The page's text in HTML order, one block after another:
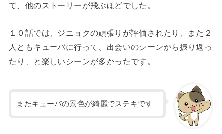
て、他のストーリーが飛ぶほどでした。
１０話では、ジニョクの頑張りが評価されたり、また２
人ともキューバに行って、出会いのシーンから振り返っ
たり、と楽しいシーンが多かったです。
またキューバの景色が綺麗でステキです